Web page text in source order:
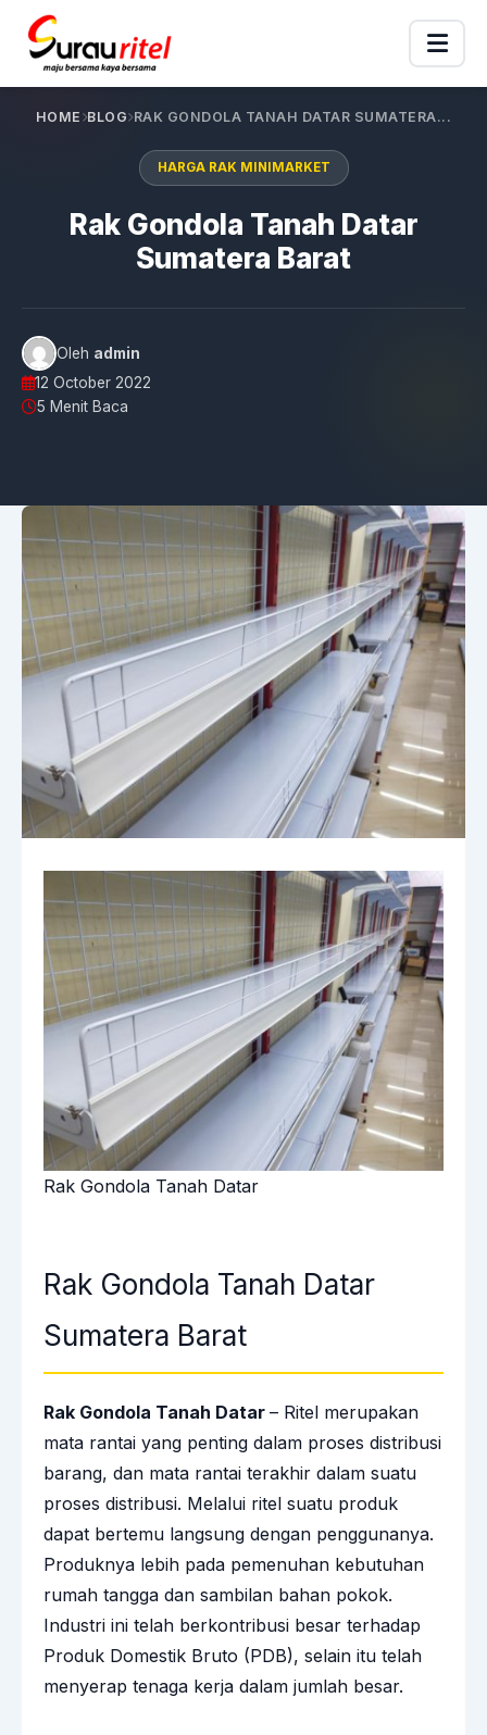
HOME BLOG RAK GONDOLA TANAH DATAR SUMATERA...
HARGA RAK MINIMARKET
Rak Gondola Tanah Datar
Sumatera Barat
Oleh admin
12 October 2022
5 Menit Baca
Rak Gondola Tanah Datar
Rak Gondola Tanah Datar
Sumatera Barat
Rak Gondola Tanah Datar – Ritel merupakan
mata rantai yang penting dalam proses distribusi
barang, dan mata rantai terakhir dalam suatu
proses distribusi. Melalui ritel suatu produk
dapat bertemu langsung dengan penggunanya.
Produknya lebih pada pemenuhan kebutuhan
rumah tangga dan sambilan bahan pokok.
Industri ini telah berkontribusi besar terhadap
Produk Domestik Bruto (PDB), selain itu telah
menyerap tenaga kerja dalam jumlah besar.